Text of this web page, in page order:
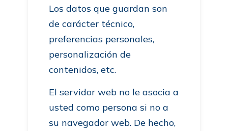
Los datos que guardan son
de carácter técnico,
preferencias personales,
personalización de
contenidos, etc.
El servidor web no le asocia a
usted como persona si no a
su navegador web. De hecho,